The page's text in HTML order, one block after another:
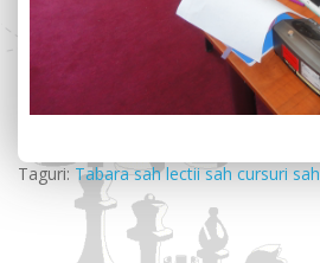
Taguri: Tabara sah lectii sah cursuri sah